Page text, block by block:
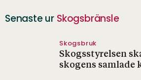
Senaste ur Skogsbränsle
Skogsbruk
Skogsstyrelsen
skogens